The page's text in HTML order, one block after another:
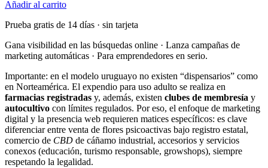
Añadir al carrito
Prueba gratis de 14 días · sin tarjeta
Gana visibilidad en las búsquedas online · Lanza campañas de
marketing automáticas · Para emprendedores en serio.
Importante: en el modelo uruguayo no existen “dispensarios” como
en Norteamérica. El expendio para uso adulto se realiza en
farmacias registradas y, además, existen clubes de membresía y
autocultivo con límites regulados. Por eso, el enfoque de marketing
digital y la presencia web requieren matices específicos: es clave
diferenciar entre venta de flores psicoactivas bajo registro estatal,
comercio de CBD de cáñamo industrial, accesorios y servicios
conexos (educación, turismo responsable, growshops), siempre
respetando la legalidad.